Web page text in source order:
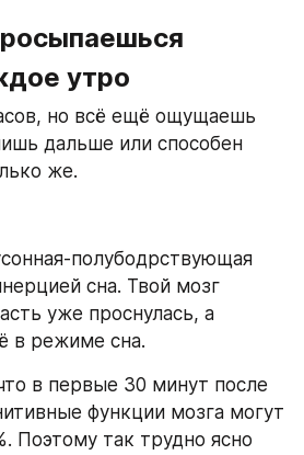
утро
но всё ещё ощущаешь
дальше или способен
же.
сна. Твой мозг
уже проснулась, а
в режиме сна.
в первые 30 минут после
функции мозга могут
Поэтому так трудно ясно